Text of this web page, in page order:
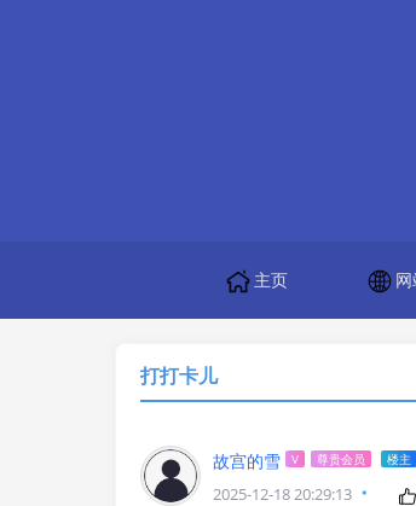
主页
打打卡儿
故宫的雪 V 尊贵会员 楼主
2025-12-18 20:29:13